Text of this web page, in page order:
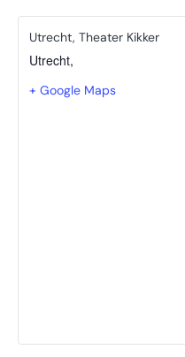
Utrecht, Theater Kikker
Utrecht,
+ Google Maps